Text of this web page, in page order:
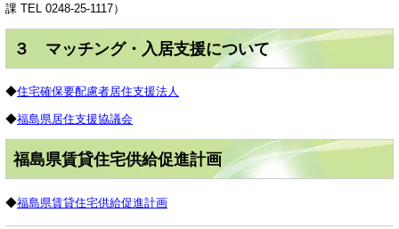
課 TEL 0248-25-1117）
３ マッチング・入居支援について
◆住宅確保要配慮者居住支援法人
◆福島県居住支援協議会
福島県賃貸住宅供給促進計画
◆福島県賃貸住宅供給促進計画